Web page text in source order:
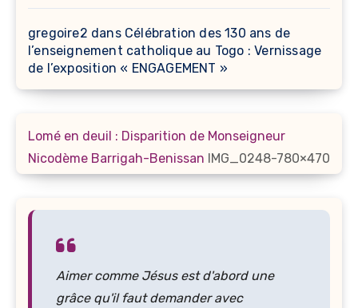
gregoire2 dans Célébration des 130 ans de
l’enseignement catholique au Togo : Vernissage
de l’exposition « ENGAGEMENT »
Lomé en deuil : Disparition de Monseigneur
Nicodème Barrigah-Benissan IMG_0248-780×470
Aimer comme Jésus est d'abord une
grâce qu'il faut demander avec